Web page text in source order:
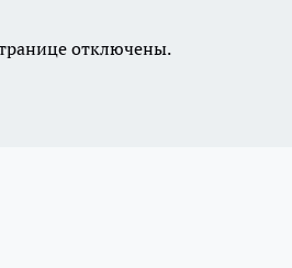
отключены.